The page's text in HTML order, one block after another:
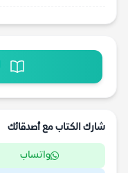
شارك الكتاب مع أصدقائك
واتساب